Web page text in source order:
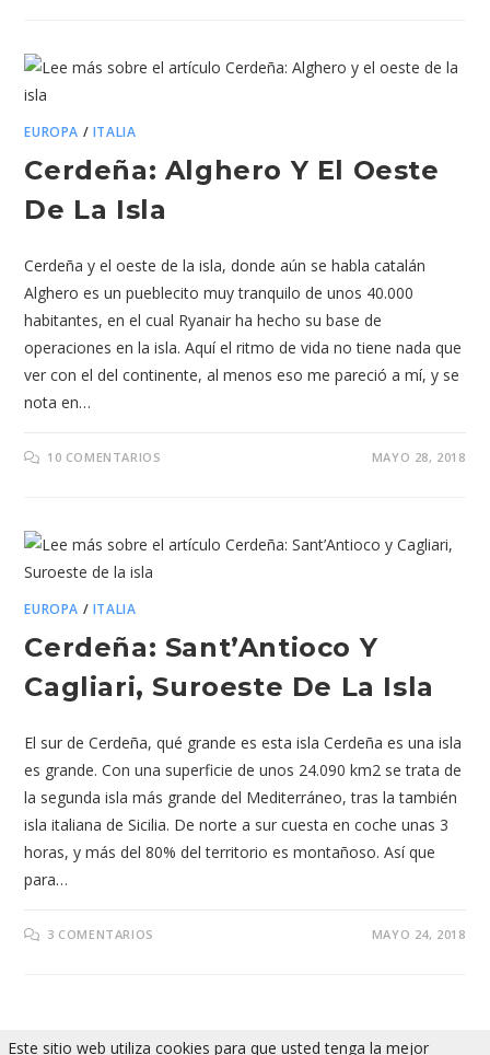
EUROPA / ITALIA
Cerdeña: Alghero Y El Oeste
De La Isla
Cerdeña y el oeste de la isla, donde aún se habla catalán
Alghero es un pueblecito muy tranquilo de unos 40.000
habitantes, en el cual Ryanair ha hecho su base de
operaciones en la isla. Aquí el ritmo de vida no tiene nada que
ver con el del continente, al menos eso me pareció a mí, y se
nota en…
10 COMENTARIOS MAYO 28, 2018
EUROPA / ITALIA
Cerdeña: Sant’Antioco Y
Cagliari, Suroeste De La Isla
El sur de Cerdeña, qué grande es esta isla Cerdeña es una isla
es grande. Con una superficie de unos 24.090 km2 se trata de
la segunda isla más grande del Mediterráneo, tras la también
isla italiana de Sicilia. De norte a sur cuesta en coche unas 3
horas, y más del 80% del territorio es montañoso. Así que
para…
3 COMENTARIOS MAYO 24, 2018
Este sitio web utiliza cookies para que usted tenga la mejor